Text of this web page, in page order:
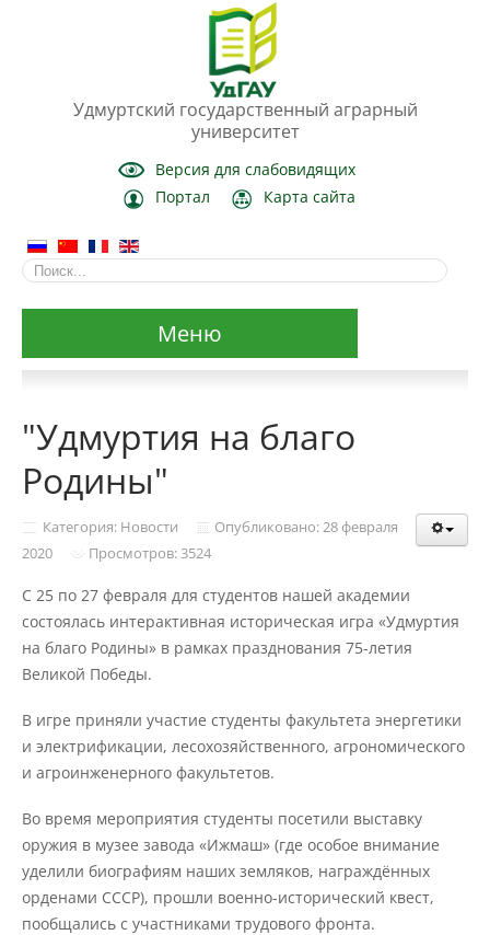
Удмуртский государственный аграрный
университет
Версия для слабовидящих
Портал
Карта сайта
Меню
Основные сведения
Структура и органы управления
образовательной организацией
Документы
Образовательные стандарты и
требования
Образование
Руководство
Педагогический состав
"Удмуртия на благо
Родины"
Категория: Новости
Опубликовано: 28 февраля
2020
Просмотров: 3524
С 25 по 27 февраля для студентов нашей академии
состоялась интерактивная историческая игра «Удмуртия
на благо Родины» в рамках празднования 75-летия
Великой Победы.
В игре приняли участие студенты факультета энергетики
и электрификации, лесохозяйственного, агрономического
и агроинженерного факультетов.
Во время мероприятия студенты посетили выставку
оружия в музее завода «Ижмаш» (где особое внимание
уделили биографиям наших земляков, награждённых
орденами СССР), прошли военно-исторический квест,
пообщались с участниками трудового фронта.